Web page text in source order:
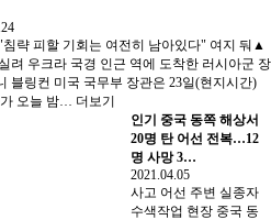
침략 피할 기회는 여전히 남아있다" 여지 둬▲
려 우크라 국경 인근 역에 도착한 러시아군 장
블링컨 미국 국무부 장관은 23일(현지시간)
오늘 밤… 더보기
인기 중국 동쪽 해상서
20명 탄 어선 전복…12
명 사망 3…
2021.04.05
사고 어선 주변 실종자
수색작업 현장 중국 동